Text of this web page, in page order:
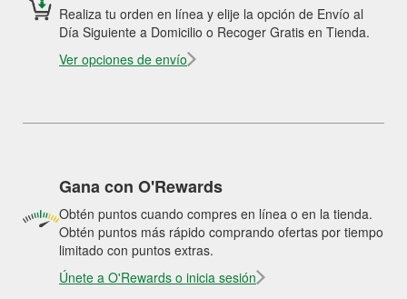
Realiza tu orden en línea y elije la opción de Envío al
Día Siguiente a Domicilio o Recoger Gratis en Tienda.
Ver opciones de envío
Gana con O'Rewards
Obtén puntos cuando compres en línea o en la tienda.
Obtén puntos más rápido comprando ofertas por tiempo
limitado con puntos extras.
Únete a O'Rewards o inicia sesión